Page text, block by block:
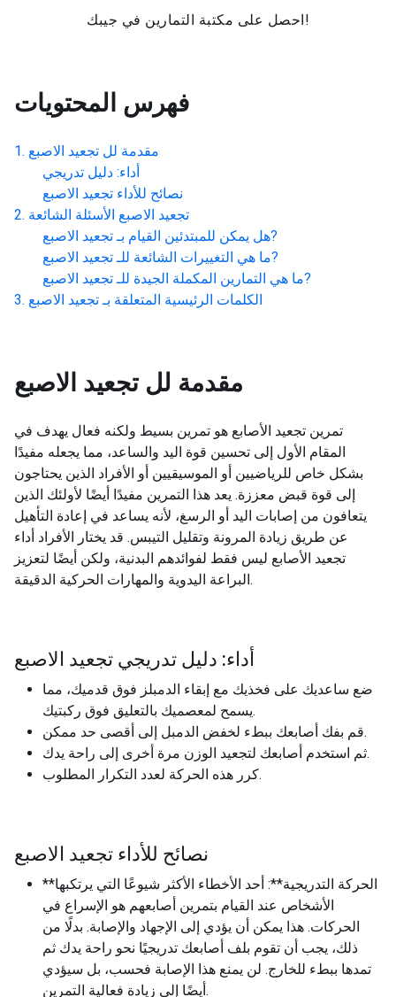
احصل على مكتبة التمارين في جيبك!
فهرس المحتويات
مقدمة لل تجعيد الاصبع
أداء: دليل تدريجي
نصائح للأداء تجعيد الاصبع
تجعيد الاصبع الأسئلة الشائعة
هل يمكن للمبتدئين القيام بـ تجعيد الاصبع
?
ما هي التغييرات الشائعة للـ تجعيد الاصبع
?
ما هي التمارين المكملة الجيدة للـ تجعيد الاصبع
?
الكلمات الرئيسية المتعلقة بـ تجعيد الاصبع
مقدمة لل تجعيد الاصبع
تمرين تجعيد الأصابع هو تمرين بسيط ولكنه فعال يهدف في
المقام الأول إلى تحسين قوة اليد والساعد، مما يجعله مفيدًا
بشكل خاص للرياضيين أو الموسيقيين أو الأفراد الذين يحتاجون
إلى قوة قبض معززة. يعد هذا التمرين مفيدًا أيضًا لأولئك الذين
يتعافون من إصابات اليد أو الرسغ، لأنه يساعد في إعادة التأهيل
عن طريق زيادة المرونة وتقليل التيبس. قد يختار الأفراد أداء
تجعيد الأصابع ليس فقط لفوائدهم البدنية، ولكن أيضًا لتعزيز
البراعة اليدوية والمهارات الحركية الدقيقة.
أداء: دليل تدريجي تجعيد الاصبع
ضع ساعديك على فخذيك مع إبقاء الدمبلز فوق قدميك، مما
يسمح لمعصميك بالتعليق فوق ركبتيك.
قم بفك أصابعك ببطء لخفض الدمبل إلى أقصى حد ممكن.
ثم استخدم أصابعك لتجعيد الوزن مرة أخرى إلى راحة يدك.
كرر هذه الحركة لعدد التكرار المطلوب.
نصائح للأداء تجعيد الاصبع
**الحركة التدريجية**: أحد الأخطاء الأكثر شيوعًا التي يرتكبها
الأشخاص عند القيام بتمرين أصابعهم هو الإسراع في
الحركات. هذا يمكن أن يؤدي إلى الإجهاد والإصابة. بدلًا من
ذلك، يجب أن تقوم بلف أصابعك تدريجيًا نحو راحة يدك ثم
تمدها ببطء للخارج. لن يمنع هذا الإصابة فحسب، بل سيؤدي
أيضًا إلى زيادة فعالية التمرين.